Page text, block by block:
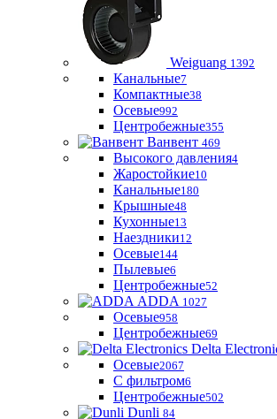
Weiguang 1392
Канальные7
Компактные38
Осевые992
Центробежные355
Ванвент 469
Высокого давления4
Жаростойкие10
Канальные180
Крышные48
Кухонные13
Наездники12
Осевые144
Пылевые6
Центробежные52
ADDA 1027
Осевые958
Центробежные69
Delta
Осевые2067
С фильтром6
Центробежные502
Dunli 84